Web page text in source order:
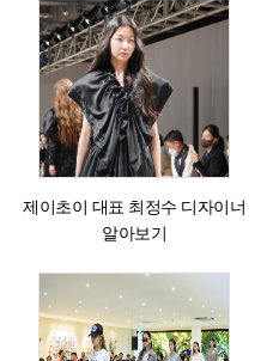
제이초이 대표 최정수 디자이너
알아보기